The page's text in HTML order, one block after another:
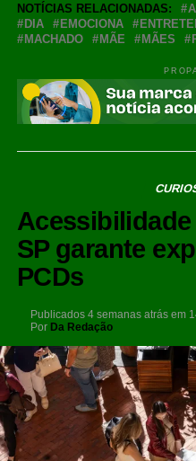
NOTÍCIAS RELACIONADAS:
DIA
EMOCIONA
MACHADO
MÃE MÃES
Acessibilidade
SP garante
PCDs
Publicados 4 semanas atrás em
Por Da Redação